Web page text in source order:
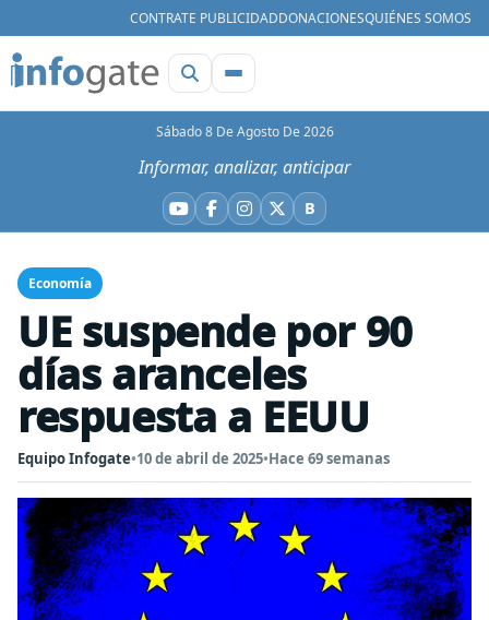
CONTRATE PUBLICIDADDONACIONESQUIÉNES SOMOS
Sábado 8 De Agosto De 2026
Informar, analizar, anticipar
YouTube
Facebook
Instagram
X BBluesky
Economía
UE suspende por 90
días aranceles
respuesta a EEUU
Equipo Infogate•10 de abril de 2025•Hace 69 semanas